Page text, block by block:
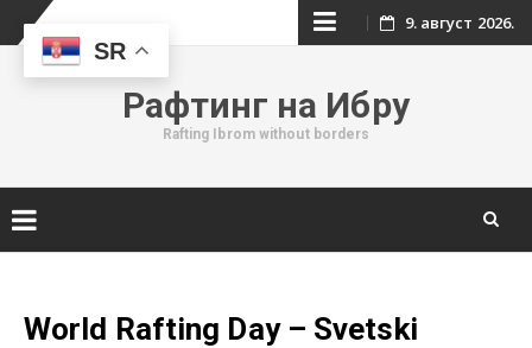
Skip
content
9. август 2026.
Рафтинг на Ибру
Rafting Ibrom without borders
contentWorld Rafting Day – Svetski
SR